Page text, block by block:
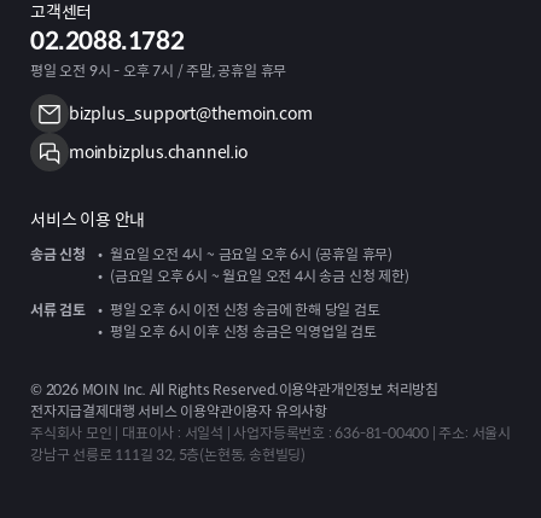
고객센터
02.2088.1782
평일 오전 9시 - 오후 7시 / 주말, 공휴일 휴무
bizplus_support@themoin.com
moinbizplus.channel.io
서비스 이용 안내
송금 신청
월요일 오전 4시 ~ 금요일 오후 6시 (공휴일 휴무)
(금요일 오후 6시 ~ 월요일 오전 4시 송금 신청 제한)
서류 검토
평일 오후 6시 이전 신청 송금에 한해 당일 검토
평일 오후 6시 이후 신청 송금은 익영업일 검토
© 2026MOIN Inc. All Rights Reserved.이용약관개인정보 처리방침
전자지급결제대행 서비스 이용약관이용자 유의사항
주식회사 모인 | 대표이사 : 서일석 | 사업자등록번호 : 636-81-00400 | 주소: 서울시
강남구 선릉로 111길 32, 5층(논현동, 송현빌딩)